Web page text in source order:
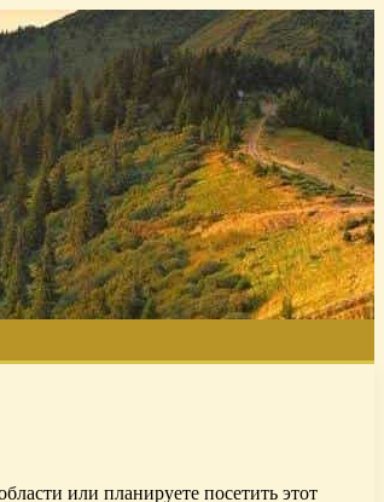
или планируете посетить этот